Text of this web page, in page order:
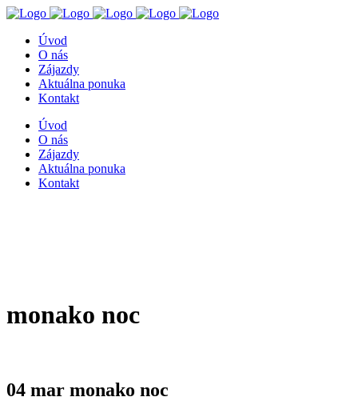
Úvod
O nás
Zájazdy
Aktuálna ponuka
Kontakt
Úvod
O nás
Zájazdy
Aktuálna ponuka
Kontakt
monako noc
04 mar monako noc